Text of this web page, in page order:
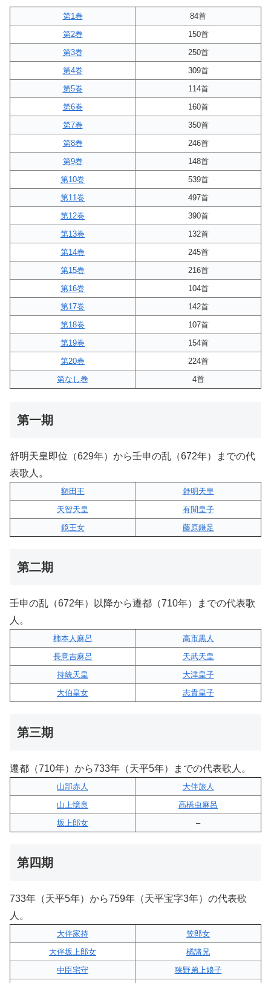
第1巻
84首
第2巻
150首
第3巻
250首
第4巻
309首
第5巻
114首
第6巻
160首
第7巻
350首
第8巻
246首
第9巻
148首
第10巻
539首
第11巻
497首
第12巻
390首
第13巻
132首
第14巻
245首
第15巻
216首
第16巻
104首
第17巻
142首
第18巻
107首
第19巻
154首
第20巻
224首
第なし巻
4首
第一期
舒明天皇即位（629年）から壬申の乱（672年）までの代
表歌人。
額田王
舒明天皇
天智天皇
有間皇子
鏡王女
藤原鎌足
第二期
壬申の乱（672年）以降から遷都（710年）までの代表歌
人。
柿本人麻呂
高市黒人
長意吉麻呂
天武天皇
持統天皇
大津皇子
大伯皇女
志貴皇子
第三期
遷都（710年）から733年（天平5年）までの代表歌人。
山部赤人
大伴旅人
山上憶良
高橋虫麻呂
坂上郎女
–
第四期
733年（天平5年）から759年（天平宝字3年）の代表歌
人。
大伴家持
笠郎女
大伴坂上郎女
橘諸兄
中臣宅守
狭野弟上娘子